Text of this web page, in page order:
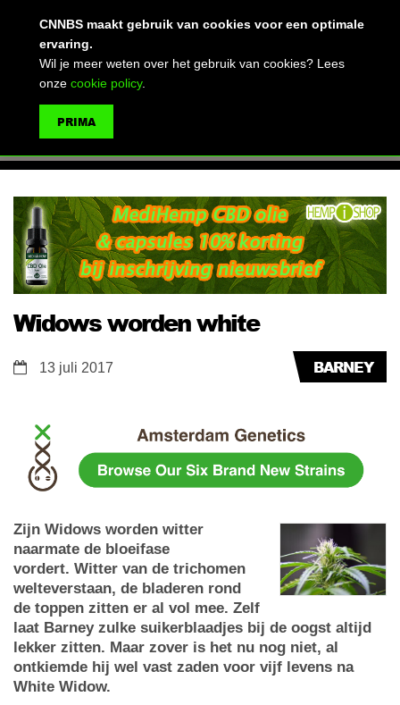
Widows worden white
BARNEY
13 juli 2017
Zijn Widows worden witter
naarmate de bloeifase
vordert. Witter van de trichomen
welteverstaan, de bladeren rond
de toppen zitten er al vol mee. Zelf
laat Barney zulke suikerblaadjes bij de oogst altijd
lekker zitten. Maar zover is het nu nog niet, al
ontkiemde hij wel vast zaden voor vijf levens na
White Widow.
CNNBS maakt gebruik van cookies voor een optimale
ervaring.
Wil je meer weten over het gebruik van cookies? Lees
onze cookie policy.
PRIMA